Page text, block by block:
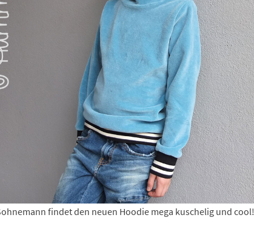
findet den neuen Hoodie mega kuschelig und cool!